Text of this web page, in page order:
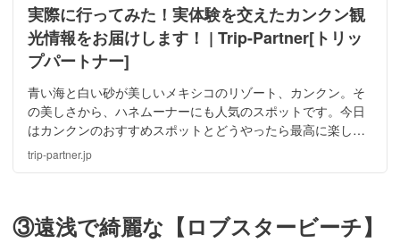
実際に行ってみた！実体験を交えたカンクン観
光情報をお届けします！ | Trip-Partner[トリッ
プパートナー]
青い海と白い砂が美しいメキシコのリゾート、カンクン。そ
の美しさから、ハネムーナーにも人気のスポットです。今日
はカンクンのおすすめスポットとどうやったら最高に楽しめ
るか、筆者が実際に旅行した体験をもとに紹介して行きま
trip-partner.jp
③遠浅で綺麗な【ロブスタービーチ】